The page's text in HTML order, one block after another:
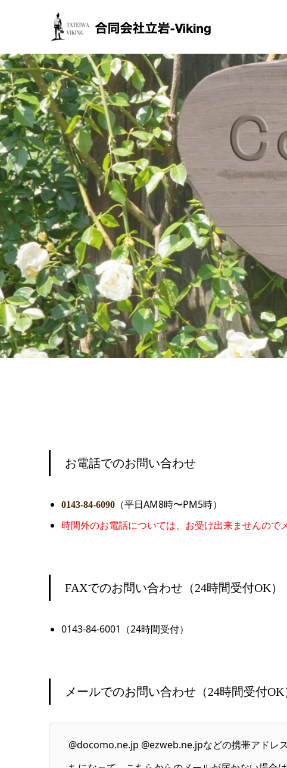
お電話でのお問い合わせ
0143-84-6090（平日AM8時〜PM5時）
時間外のお電話については、お受け出来ませんので
FAXでのお問い合わせ（24時間受付OK）
0143-84-6001（24時間受付）
メールでのお問い合わせ（24時間受付OK
@docomo.ne.jp @ezweb.ne.jpなどの携帯アドレ